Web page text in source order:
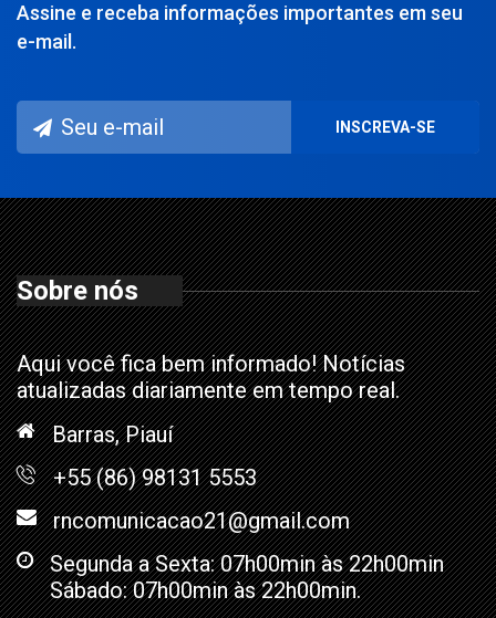
Assine e receba informações importantes em seu
e-mail.
Sobre nós
Aqui você fica bem informado! Notícias
atualizadas diariamente em tempo real.
Barras, Piauí
+55 (86) 98131 5553
rncomunicacao21@gmail.com
Segunda a Sexta: 07h00min às 22h00min
Sábado: 07h00min às 22h00min.